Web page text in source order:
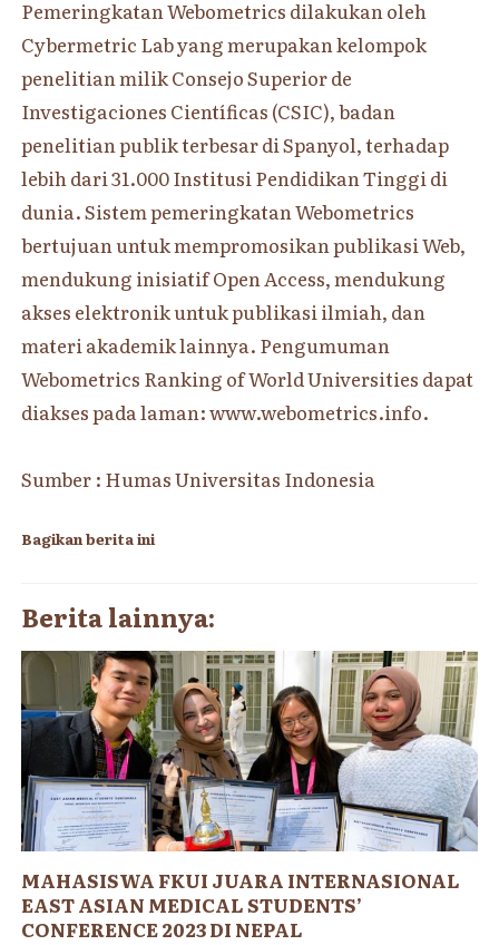
Pemeringkatan Webometrics dilakukan oleh
Cybermetric Lab yang merupakan kelompok
penelitian milik Consejo Superior de
Investigaciones Científicas (CSIC), badan
penelitian publik terbesar di Spanyol, terhadap
lebih dari 31.000 Institusi Pendidikan Tinggi di
dunia. Sistem pemeringkatan Webometrics
bertujuan untuk mempromosikan publikasi Web,
mendukung inisiatif Open Access, mendukung
akses elektronik untuk publikasi ilmiah, dan
materi akademik lainnya. Pengumuman
Webometrics Ranking of World Universities dapat
diakses pada laman: www.webometrics.info.
Sumber : Humas Universitas Indonesia
Bagikan berita ini
Berita lainnya:
MAHASISWA FKUI JUARA INTERNASIONAL
EAST ASIAN MEDICAL STUDENTS’
CONFERENCE 2023 DI NEPAL